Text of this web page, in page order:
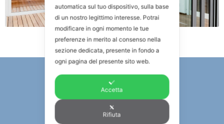
NEWSLETTER
automatica sul tuo dispositivo, sulla base
di un nostro legittimo interesse. Potrai
modificare in ogni momento le tue
preferenze in merito al consenso nella
sezione dedicata, presente in fondo a
ogni pagina del presente sito web.
Accetta
Rifiuta